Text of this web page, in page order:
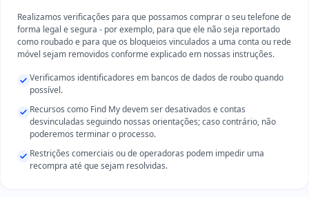
Realizamos verificações para que possamos comprar o seu telefone de
forma legal e segura - por exemplo, para que ele não seja reportado
como roubado e para que os bloqueios vinculados a uma conta ou rede
móvel sejam removidos conforme explicado em nossas instruções.
Verificamos identificadores em bancos de dados de roubo quando
possível.
Recursos como Find My devem ser desativados e contas
desvinculadas seguindo nossas orientações; caso contrário, não
poderemos terminar o processo.
Restrições comerciais ou de operadoras podem impedir uma
recompra até que sejam resolvidas.